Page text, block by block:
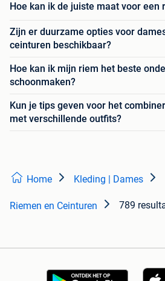
Hoe kan ik de juiste maat voor een
Zijn er duurzame opties voor
ceinturen beschikbaar?
Hoe kan ik mijn riem het beste
schoonmaken?
Kun je tips geven voor het
met verschillende outfits?
Home Kleding | Dames
Riemen en Ceinturen 789